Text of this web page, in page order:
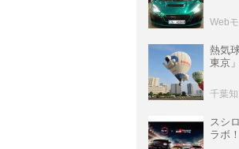
ロニ
Web
熱気
東京
室な
スシ
ラボ